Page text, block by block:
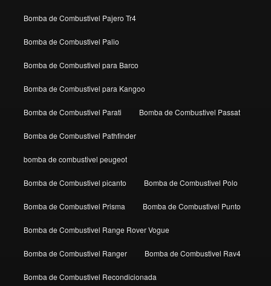
Bomba de Combustivel Pajero Tr4
Bomba de Combustivel Palio
Bomba de Combustivel para Barco
Bomba de Combustivel para Kangoo
Bomba de Combustivel Parati Bomba de Combustivel Passat
Bomba de Combustivel Pathfinder
bomba de combustivel peugeot
Bomba de Combustivel picanto Bomba de Combustivel Polo
Bomba de Combustivel Prisma Bomba de Combustivel Punto
Bomba de Combustivel Range Rover Vogue
Bomba de Combustivel Ranger Bomba de Combustivel Rav4
Bomba de Combustivel Recondicionada